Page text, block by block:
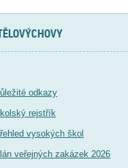
odkazy
rejstřík
vysokých škol
veřejných zakázek 2026